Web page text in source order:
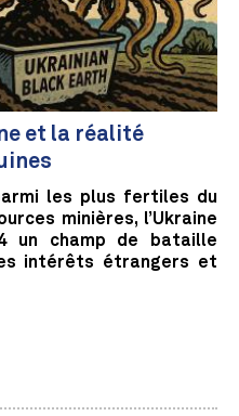
et la réalité
les plus fertiles du
minières, l’Ukraine
un champ de bataille
intérêts étrangers et